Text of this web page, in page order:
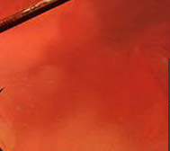
Ugrás
tartalomra